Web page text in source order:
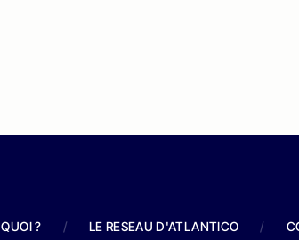
? / LE RESEAU D'ATLANTICO /